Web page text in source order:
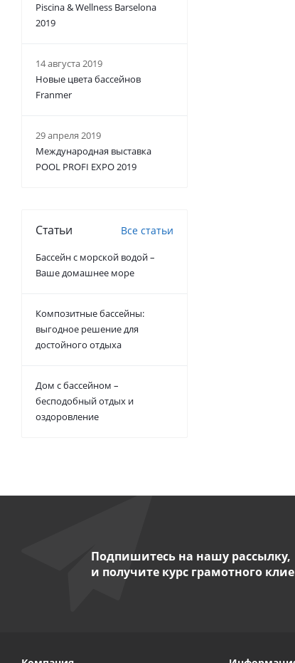
Piscina & Wellness Barselona
2019
14 августа 2019
Новые цвета бассейнов
Franmer
29 апреля 2019
Международная выставка
POOL PROFI EXPO 2019
Статьи Все статьи
Бассейн с морской водой –
Ваше домашнее море
Композитные бассейны:
выгодное решение для
достойного отдыха
Дом с бассейном –
бесподобный отдых и
оздоровление
Подпишитесь на нашу рассылку,
и получите курс грамотного